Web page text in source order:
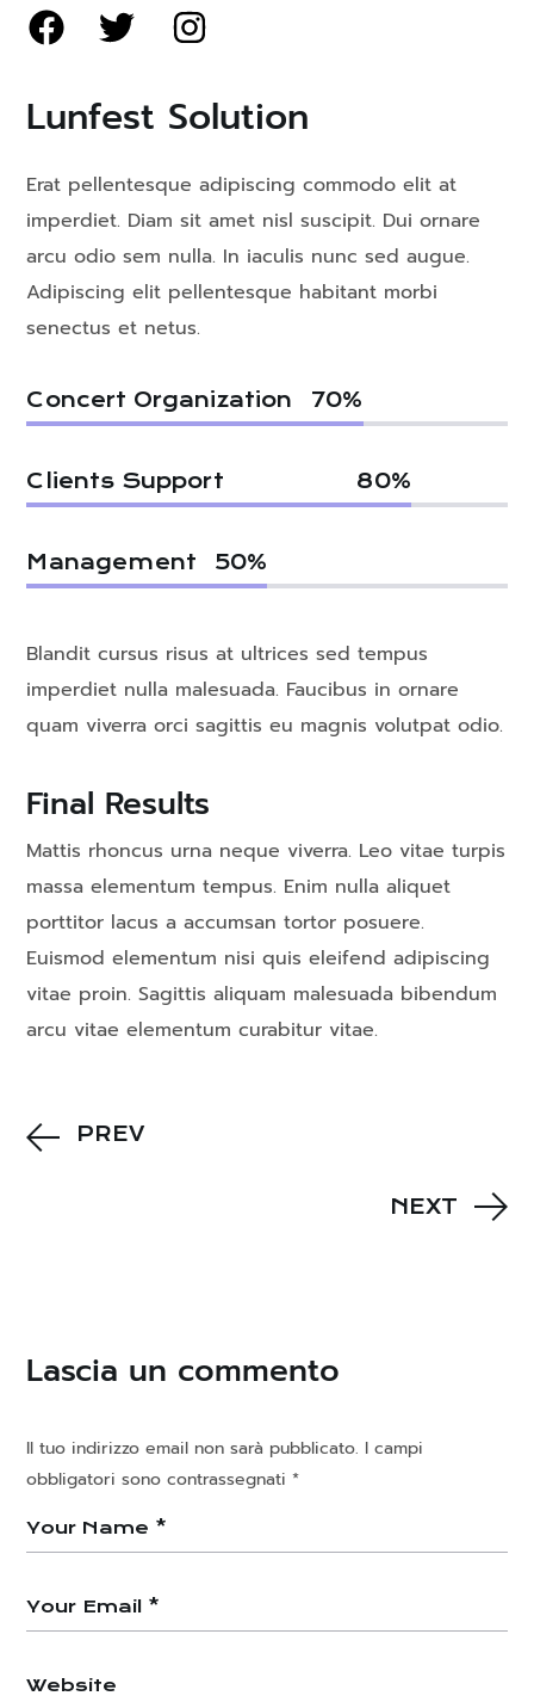
Lunfest Solution
Erat pellentesque adipiscing commodo elit at
imperdiet. Diam sit amet nisl suscipit. Dui ornare
arcu odio sem nulla. In iaculis nunc sed augue.
Adipiscing elit pellentesque habitant morbi
senectus et netus.
Concert Organization 70%
Clients Support 80%
Management 50%
Blandit cursus risus at ultrices sed tempus
imperdiet nulla malesuada. Faucibus in ornare
quam viverra orci sagittis eu magnis volutpat odio.
Final Results
Mattis rhoncus urna neque viverra. Leo vitae turpis
massa elementum tempus. Enim nulla aliquet
porttitor lacus a accumsan tortor posuere.
Euismod elementum nisi quis eleifend adipiscing
vitae proin. Sagittis aliquam malesuada bibendum
arcu vitae elementum curabitur vitae.
PREV
NEXT
Lascia un commento
Il tuo indirizzo email non sarà pubblicato. I campi
obbligatori sono contrassegnati*